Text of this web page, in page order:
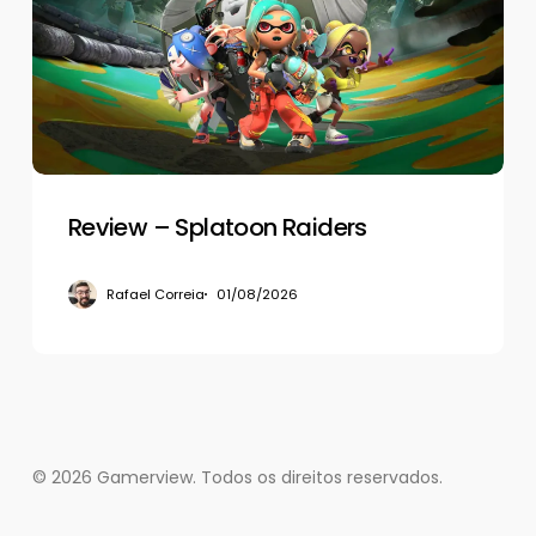
Raiders
Review – Splatoon Raiders
Rafael Correia 01/08/2026
© 2026 Gamerview. Todos os direitos reservados.